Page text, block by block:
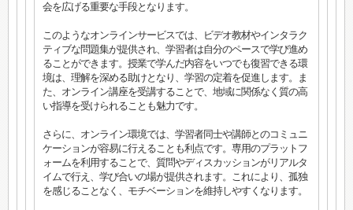
会を広げる重要な手段となります。
このようなオンラインサービスでは、ビデオ教材やインタラク
ティブな問題集が提供され、学習者は自分のペースで学び進め
ることができます。授業で学んだ内容をいつでも復習できる環
境は、理解を深める助けとなり、学習の定着を促進します。ま
た、オンライン講座を受講することで、地域に関係なく質の高
い指導を受けられることも魅力です。
さらに、オンライン環境では、学習者同士や講師とのコミュニ
ケーションが容易に行えることも利点です。専用のプラットフ
ォームを利用することで、質問やディスカッションがリアルタ
イムで行え、学び合いの場が提供されます。これにより、孤独
を感じることなく、モチベーションを維持しやすくなります。